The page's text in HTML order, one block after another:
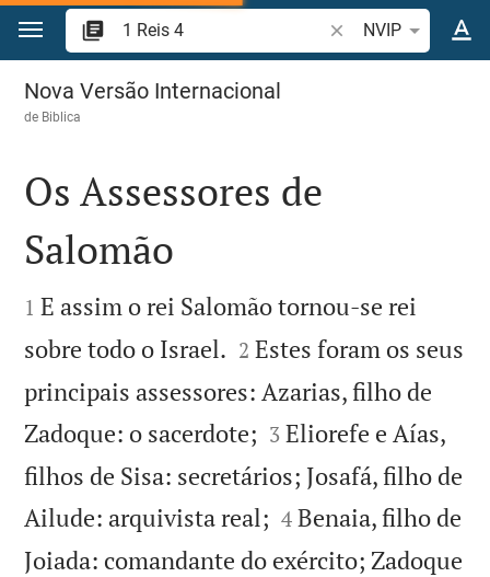
Ir para o conteúdo
Pesquise
NVIP
1 Reis 4
Nova Versão Internacional
de Biblica

Os Assessores de
Salomão

1 E assim o rei Salomão tornou-se rei
sobre todo o Israel. 

2 Estes foram os seus
principais assessores: Azarias, filho de
Zadoque: o sacerdote; 

3 Eliorefe e Aías,
filhos de Sisa: secretários; Josafá, filho de
Ailude: arquivista real; 

4 Benaia, filho de
Joiada: comandante do exército; Zadoque